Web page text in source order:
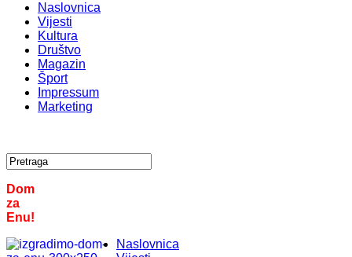
Naslovnica
Vijesti
Kultura
Društvo
Magazin
Šport
Impressum
Marketing
Dom
za
Enu!
Naslovnica